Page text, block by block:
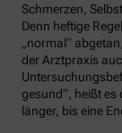
Schmerzen,
Denn heftige
„normal“
der Arztpraxis
gesund“, heißt
länger, bis eine